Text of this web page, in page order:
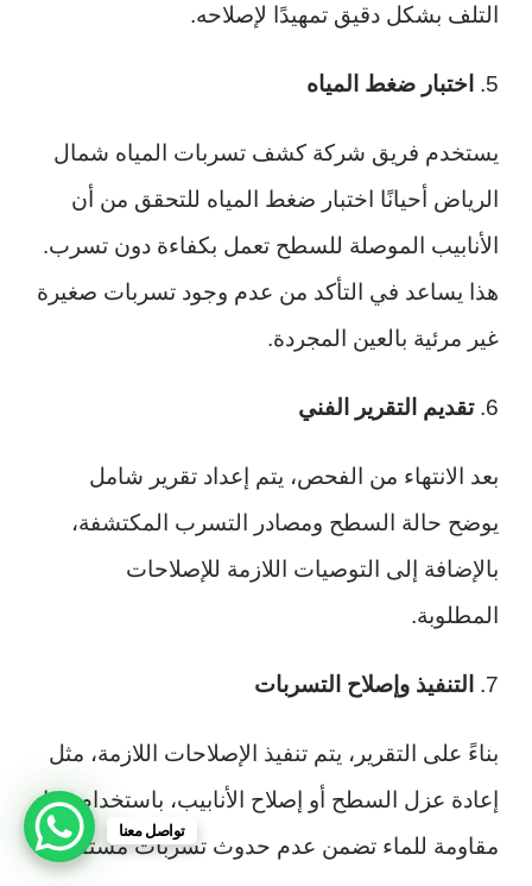
التلف بشكل دقيق تمهيدًا لإصلاحه.
5. اختبار ضغط المياه
يستخدم فريق شركة كشف تسربات المياه شمال
الرياض أحيانًا اختبار ضغط المياه للتحقق من أن
الأنابيب الموصلة للسطح تعمل بكفاءة دون تسرب.
هذا يساعد في التأكد من عدم وجود تسربات صغيرة
غير مرئية بالعين المجردة.
6. تقديم التقرير الفني
بعد الانتهاء من الفحص، يتم إعداد تقرير شامل
يوضح حالة السطح ومصادر التسرب المكتشفة،
بالإضافة إلى التوصيات اللازمة للإصلاحات
المطلوبة.
7. التنفيذ وإصلاح التسربات
بناءً على التقرير، يتم تنفيذ الإصلاحات اللازمة، مثل
إعادة عزل السطح أو إصلاح الأنابيب، باستخدام مواد
مقاومة للماء تضمن عدم حدوث تسربات مستقبلية.
تواصل معنا